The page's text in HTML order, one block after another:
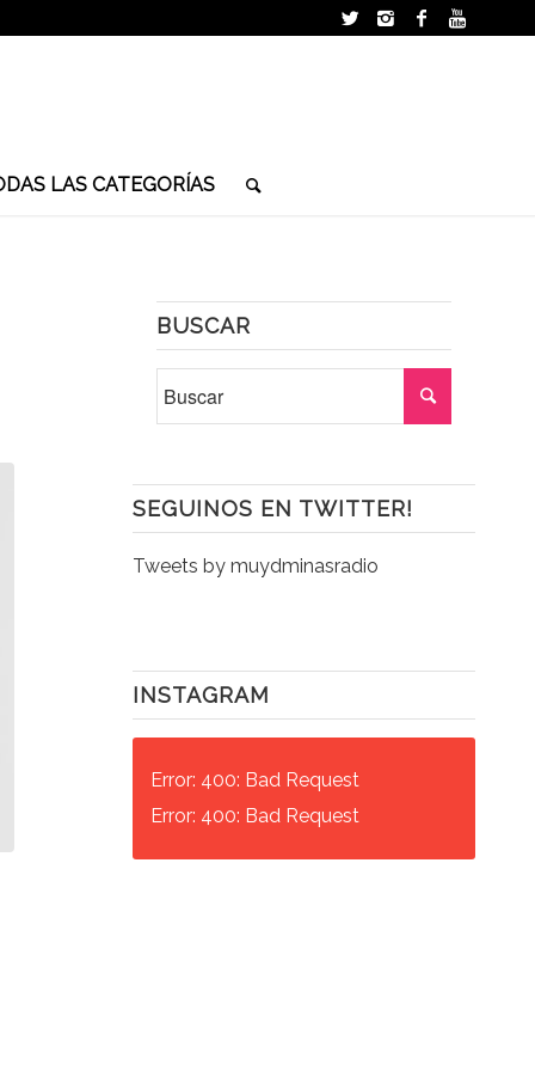
LAS CATEGORÍAS
BUSCAR
SEGUINOS EN TWITTER!
Tweets by muydminasradio
INSTAGRAM
Error: 400: Bad Request
Error: 400: Bad Request